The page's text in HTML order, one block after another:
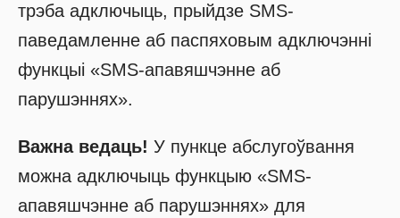
трэба адключыць, прыйдзе SMS-
паведамленне аб паспяховым адключэнні
функцыі «SMS-апавяшчэнне аб
парушэннях».
Важна ведаць! У пункце абслугоўвання
можна адключыць функцыю «SMS-
апавяшчэнне аб парушэннях» для